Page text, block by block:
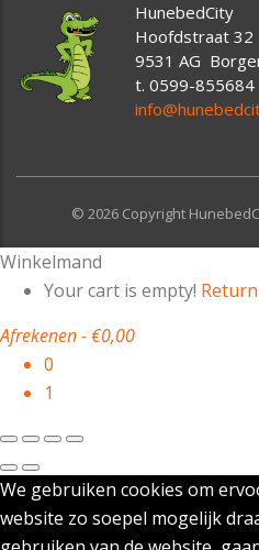
HunebedCity
Hoofdstraat 32
9531 AG
t. 0599-855684
© 2026 Copyright
Winkelmand
Your cart is empty!
Afrekenen-€0,00
0
1
We gebruiken cookies om
website zo soepel mogelijk